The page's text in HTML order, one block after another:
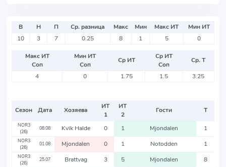
В Н П Ср. разница Макс Мин Макс ИТ
Мин ИТ
10
3 7 0.25 8 1 5 0
Макс ИТ
Соп
Мин ИТ
Соп
Ср ИТ
Ср ИТ
Соп
Ср. Т
4
0 1.75 1.5 3.25
Сезон Дата Хозяева
ИТ
1
ИТ
2
Гости Т
NOR3
(26)
08.08 Kvik Halde 0 1 Mjondalen 1
NOR3
(26)
01.08 Mjondalen 0 1 Notodden 1
NOR3
(26)
25.07 Brattvag 3 5 Mjondalen
8